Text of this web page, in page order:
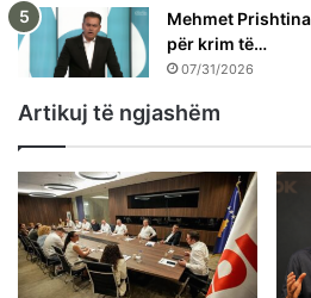
Mehmet
për krim të…
07/31/2026
Artikuj të ngjashëm